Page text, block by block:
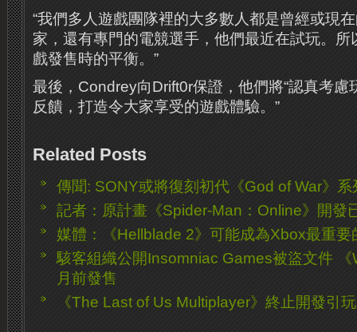
“我們多人遊戲團隊裡的大多數人都是曾經或現
家，還有專門的電競選手，他們最近在試玩。
戲發售時的平衡。”
最後，Condrey向Drift0r保證，他們將“認真考慮
反饋，打造令大家享受的遊戲體驗。”
Related Posts
傳聞: SONY或將復刻初代《God of War》系
記者：原計畫《Spider-Man：Online》開發
媒體：《Hellblade 2》可能成為Xbox最重要
駭客組織公開Insomniac Games被盜文件
月前發售
《The Last of Us Multiplayer》終止開發引